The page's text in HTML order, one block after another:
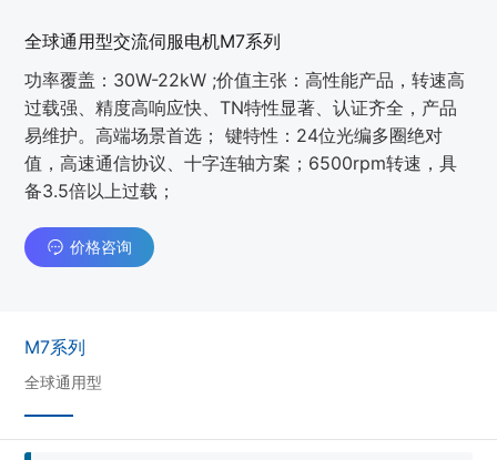
全球通用型交流伺服电机M7系列
功率覆盖：30W-22kW ;价值主张：⾼性能产品，转速⾼
过载强、精度⾼响应快、TN特性显著、认证⻬全，产品
易维护。⾼端场景⾸选； 键特性：24位光编多圈绝对
值，⾼速通信协议、⼗字连轴⽅案；6500rpm转速，具
备3.5倍以上过载；
价格咨询
M7系列
全球通用型